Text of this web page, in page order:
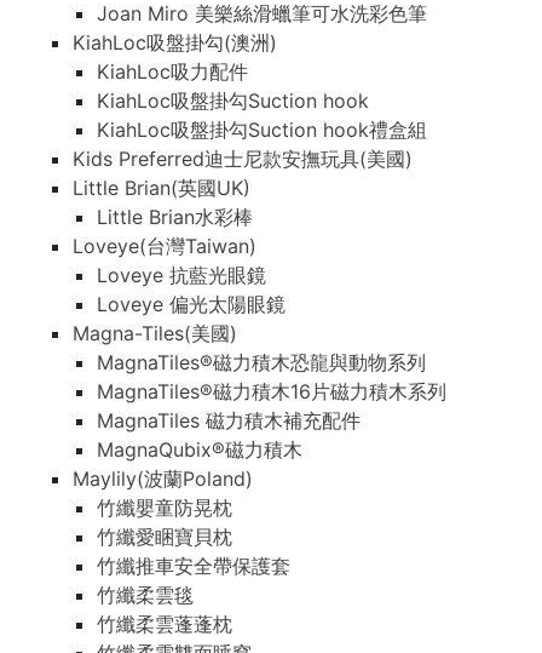
Joan Miro 美樂絲滑蠟筆可水洗彩色筆
KiahLoc吸盤掛勾(澳洲)
KiahLoc吸力配件
KiahLoc吸盤掛勾Suction hook
KiahLoc吸盤掛勾Suction hook禮盒組
Kids Preferred迪士尼款安撫玩具(美國)
Little Brian(英國UK)
Little Brian水彩棒
Loveye(台灣Taiwan)
Loveye 抗藍光眼鏡
Loveye 偏光太陽眼鏡
Magna-Tiles(美國)
MagnaTiles®磁力積木恐龍與動物系列
MagnaTiles®磁力積木16片磁力積木系列
MagnaTiles 磁力積木補充配件
MagnaQubix®磁力積木
Maylily(波蘭Poland)
竹纖嬰童防晃枕
竹纖愛睏寶貝枕
竹纖推車安全帶保護套
竹纖柔雲毯
竹纖柔雲蓬蓬枕